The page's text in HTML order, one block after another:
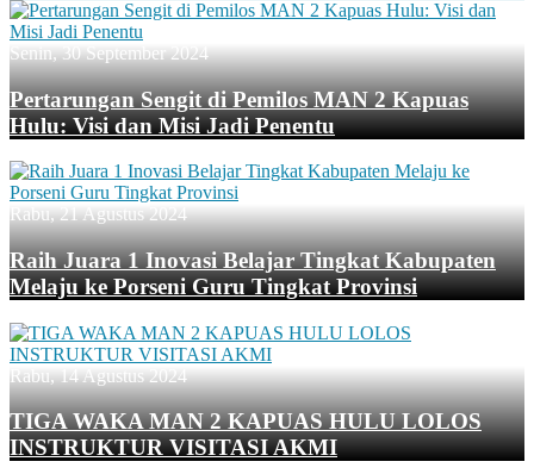
Senin, 30 September 2024
Pertarungan Sengit di Pemilos MAN 2 Kapuas
Hulu: Visi dan Misi Jadi Penentu
Rabu, 21 Agustus 2024
Raih Juara 1 Inovasi Belajar Tingkat Kabupaten
Melaju ke Porseni Guru Tingkat Provinsi
Rabu, 14 Agustus 2024
TIGA WAKA MAN 2 KAPUAS HULU LOLOS
INSTRUKTUR VISITASI AKMI